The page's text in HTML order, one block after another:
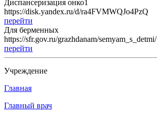
Диспансеризация онко1
https://disk.yandex.ru/d/ra4FVMWQJo4PzQ
перейти
Для берменных
https://sfr.gov.ru/grazhdanam/semyam_s_detmi/
перейти
Учреждение
Главная
Главный врач